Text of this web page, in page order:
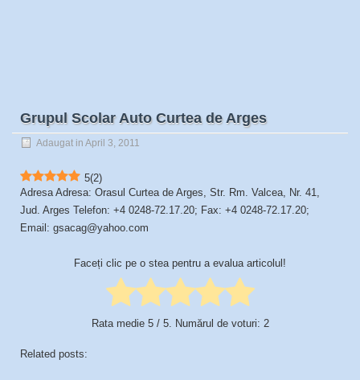
Grupul Scolar Auto Curtea de Arges
Adaugat in April 3, 2011
5(2)
Adresa Adresa: Orasul Curtea de Arges, Str. Rm. Valcea, Nr. 41,
Jud. Arges Telefon: +4 0248-72.17.20; Fax: +4 0248-72.17.20;
Email: gsacag@yahoo.com
Faceți clic pe o stea pentru a evalua articolul!
Rata medie 5/ 5. Numărul de voturi: 2
Related posts: